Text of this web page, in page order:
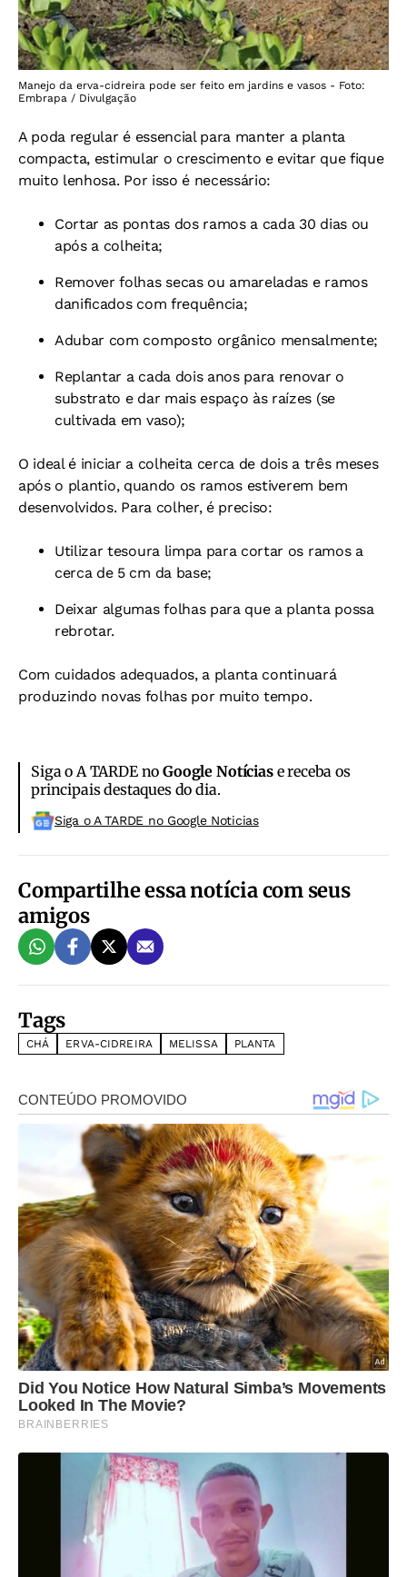
Manejo da erva-cidreira pode ser feito em jardins e vasos - Foto:
Embrapa / Divulgação
A poda regular é essencial para manter a planta
compacta, estimular o crescimento e evitar que fique
muito lenhosa. Por isso é necessário:
Cortar as pontas dos ramos a cada 30 dias ou
após a colheita;
Remover folhas secas ou amareladas e ramos
danificados com frequência;
Adubar com composto orgânico mensalmente;
Replantar a cada dois anos para renovar o
substrato e dar mais espaço às raízes (se
cultivada em vaso);
O ideal é iniciar a colheita cerca de dois a três meses
após o plantio, quando os ramos estiverem bem
desenvolvidos. Para colher, é preciso:
Utilizar tesoura limpa para cortar os ramos a
cerca de 5 cm da base;
Deixar algumas folhas para que a planta possa
rebrotar.
Com cuidados adequados, a planta continuará
produzindo novas folhas por muito tempo.
Siga o A TARDE noGoogle Notíciase receba os
principais destaques do dia.
Siga o A TARDE no Google Noticias
Compartilhe essa notícia com seus
amigos
Tags
CHÁ ERVA-CIDREIRA MELISSA PLANTA